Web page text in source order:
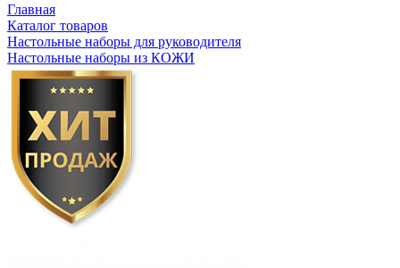
Главная
Каталог товаров
Настольные наборы для руководителя
Настольные наборы из КОЖИ